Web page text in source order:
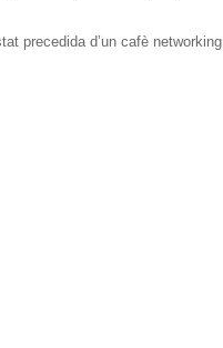
precedida d’un cafè networking